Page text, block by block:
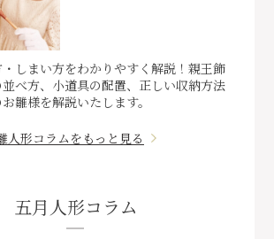
しまい方をわかりやすく解説！親王飾
並べ方、小道具の配置、正しい収納方法
雛様を解説いたします。
人形コラムをもっと見る
五月人形コラム